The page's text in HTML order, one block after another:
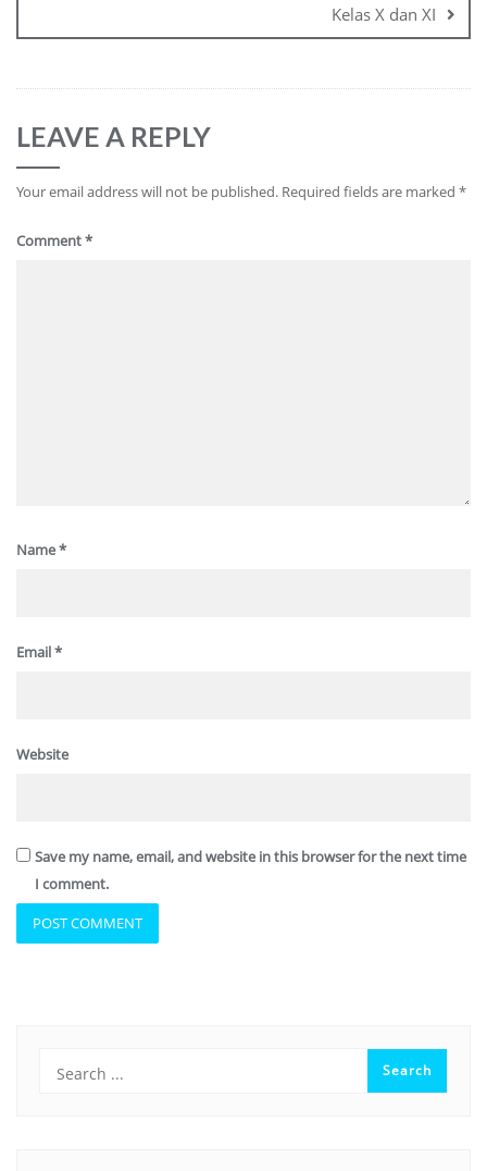
Kelas X dan XI
LEAVE A REPLY
Your email address will not be published. Required fields are marked *
Comment*
Name*
Email*
Website
Save my name, email, and website in this browser for the next time
I comment.